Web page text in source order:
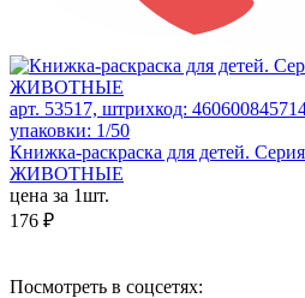
арт. 53517, штрихкод:
упаковки: 1/50
Книжка-раскраска для детей.
ЖИВОТНЫЕ
цена за 1шт.
176 ₽
Посмотреть в соцсетях: